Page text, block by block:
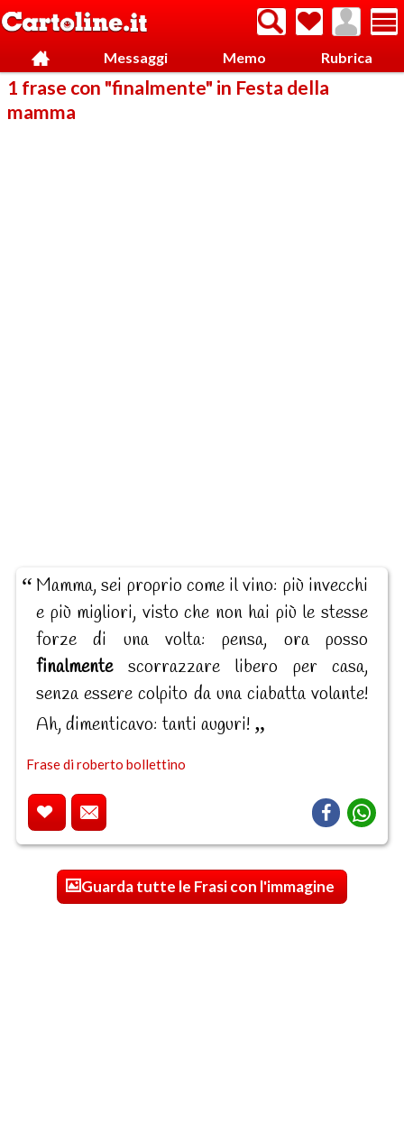
Messaggi Memo Rubrica
1 frase con "finalmente" in Festa della
mamma
Mamma, sei proprio come il vino: più invecchi
e più migliori, visto che non hai più le stesse
forze di una volta: pensa, ora posso
finalmentescorrazzare libero per casa,
senza essere colpito da una ciabatta volante!
Ah, dimenticavo: tanti auguri!
Frase di roberto bollettino
Guarda tutte le Frasi con l'immagine